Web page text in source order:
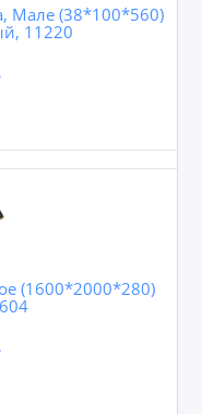
Мале (38*100*560)
11220
(1600*2000*280)